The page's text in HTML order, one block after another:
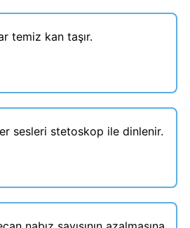
temiz kan taşır.
sesleri stetoskop ile dinlenir.